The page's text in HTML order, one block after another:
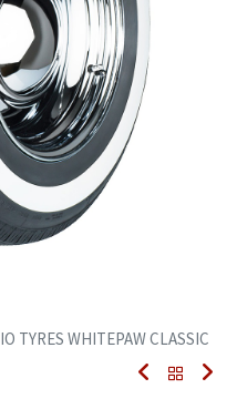
TYRES WHITEPAW CLASSIC